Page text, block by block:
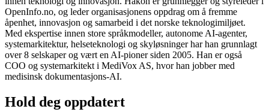
OpenInfo.no, og leder organisasjonens oppdrag om å fremme
åpenhet, innovasjon og samarbeid i det norske teknologimiljøet.
Med ekspertise innen store språkmodeller, autonome AI-agenter,
systemarkitektur, helseteknologi og skyløsninger har han grunnlagt
over 8 selskaper og vært en AI-pioner siden 2005. Han er også
COO og systemarkitekt i MediVox AS, hvor han jobber med
medisinsk dokumentasjons-AI.
Hold deg oppdatert